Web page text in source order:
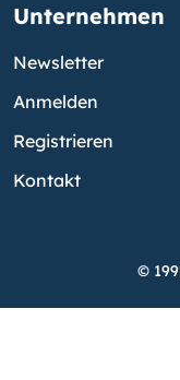
Unternehmen
Newsletter
Anmelden
Registrieren
Kontakt
©